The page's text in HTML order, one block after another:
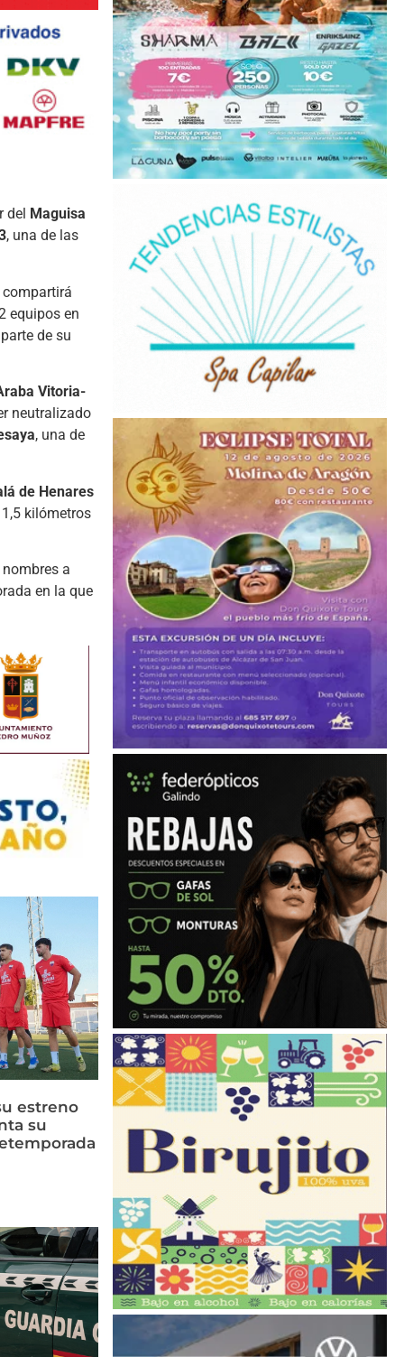
del Maguisa
, una de las
compartirá
equipos en
de su
Vitoria-
neutralizado
, una de
de Henares
kilómetros
a
en la que
estreno
su